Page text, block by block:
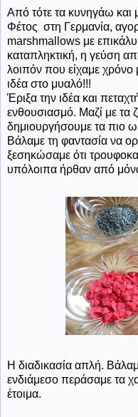
Από τότε τα κυνηγάω και
Φέτος στη Γερμανία,
marshmallows με
καταπληκτική, η γεύση
λοιπόν που είχαμε χρόνο
ιδέα στο μυαλό!!!
Έριξα την ιδέα και
ενθουσιασμό. Μαζί με τα
δημιουργήσουμε τα πιο
Βάλαμε τη φαντασία να
ξεσηκώσαμε ότι
υπόλοιπα ήρθαν από
Η διαδικασία απλή.
ενδιάμεσο περάσαμε τα
έτοιμα.